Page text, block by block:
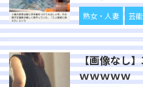
熟女・人妻 芸
【画像なし
ｗｗｗｗｗ